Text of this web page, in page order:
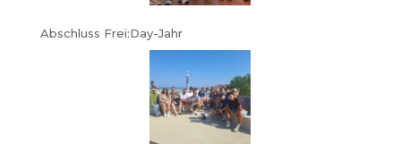
Abschluss Frei:Day-Jahr